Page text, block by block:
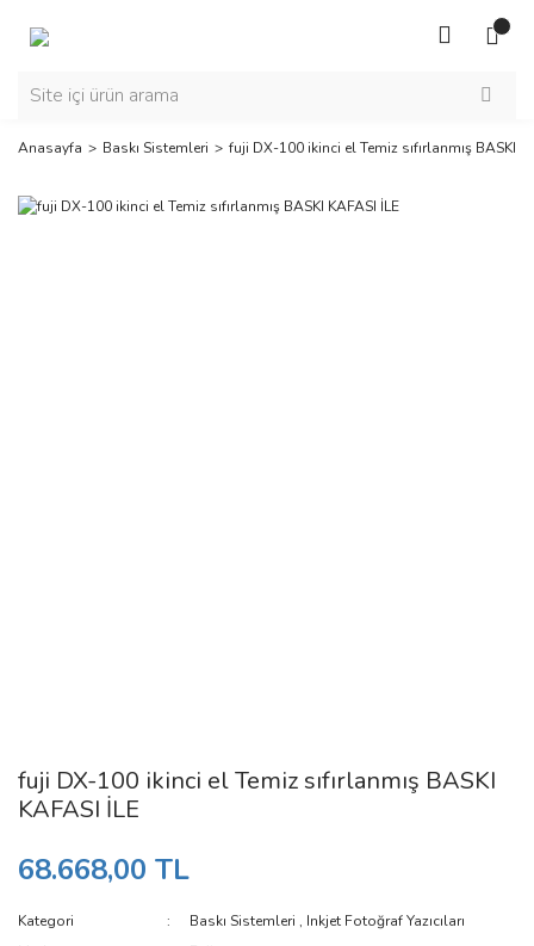
Anasayfa Baskı Sistemleri fuji DX-100 ikinci el Temiz sıfırlanmış BASKI
fuji DX-100 ikinci el Temiz sıfırlanmış BASKI
KAFASI İLE
68.668,00 TL
Kategori Baskı Sistemleri , Inkjet Fotoğraf Yazıcıları